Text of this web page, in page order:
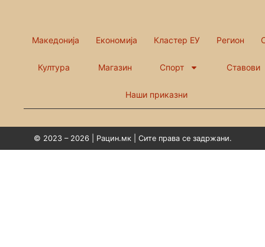
Македонија Економија Кластер ЕУ Регион
Култура Магазин Спорт Ставови
Наши приказни
© 2023 – 2026 | Рацин.мк | Сите права се задржани.